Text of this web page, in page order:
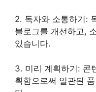
2. 독자와 소통하기:
블로그를 개선하고,
있습니다.
3. 미리 계획하기: 콘
획함으로써 일관된